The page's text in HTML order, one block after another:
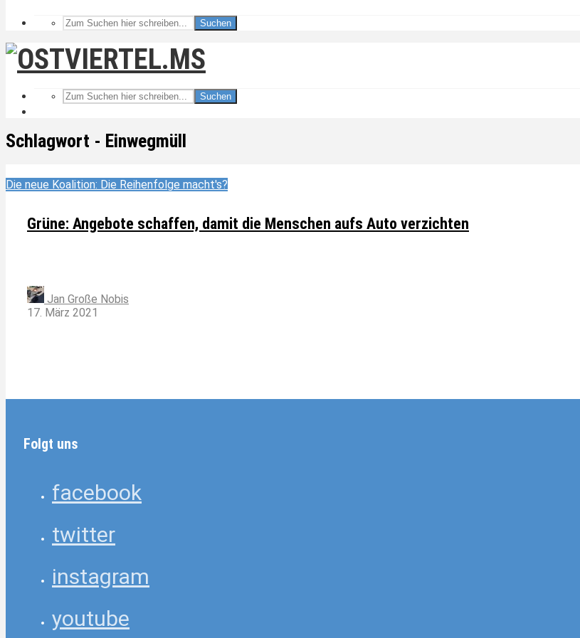
Suchen
Suchen
Schlagwort - Einwegmüll
Die neue Koalition: Die Reihenfolge macht's?
Grüne: Angebote schaffen, damit die Menschen aufs Auto verzichten
Jan Große Nobis
17. März 2021
Folgt uns
facebook
twitter
instagram
youtube